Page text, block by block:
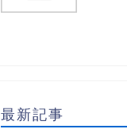
最新記事